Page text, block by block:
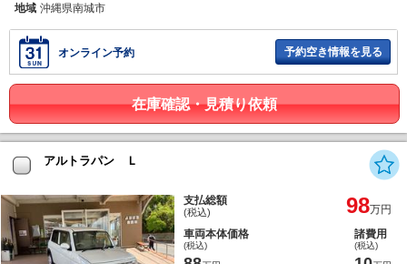
地域 沖縄県南城市
オンライン予約 予約空き情報を見る
在庫確認・見積り依頼
アルトラパン Ｌ
支払総額
(税込) 98万円
車両本体価格
(税込)
諸費用
(税込)